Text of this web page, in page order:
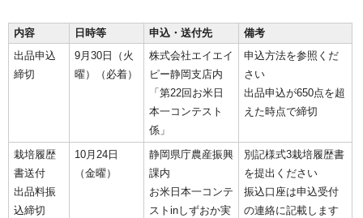
内容 日時等 申込・送付先
備考
出品申込
締切
9月30日（火
曜）（必着）
株式会社エイエイ
ピー静岡支店内
「第22回お米日
本一コンテスト
係」
申込方法を参照くだ
さい
出品申込が650点を超
えた時点で締切
栽培履歴
書送付
出品料振
込締切
10月24日
（金曜）
静岡県庁農産振興
課内
お米日本一コンテ
ストinしずおか実
別記様式3栽培履歴書
を提出ください
振込口座は申込受付
の連絡に記載します